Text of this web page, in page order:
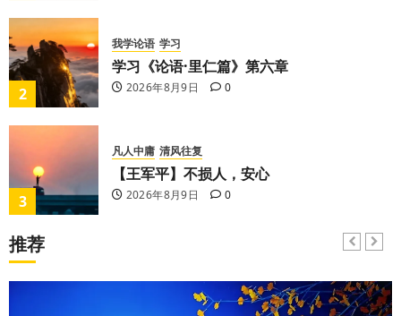
2
我学论语 学习
学习《论语·里仁篇》第六章
2026年8月9日 0
3
凡人中庸 清风往复
【王军平】不损人，安心
2026年8月9日 0
【歌谣】说吉利话
2026年8月9日 0
推荐